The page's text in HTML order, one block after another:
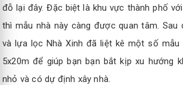
đỗ lại đây. Đặc biệt là khu vực thành phố
thì mẫu nhà này càng được quan tâm. Sau
và lựa lọc Nhà Xinh đã liệt kê một số mẫu
5x20m để giúp bạn bạn bắt kịp xu hướng
nhỏ và có dự định xây nhà.